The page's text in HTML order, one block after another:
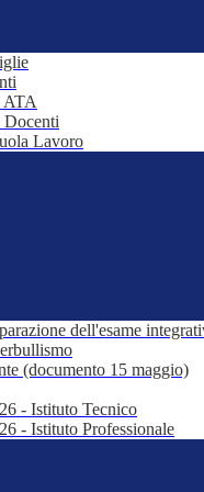
ATA
Lavoro
dell'esame
(documento 15 maggio)
- Istituto Tecnico
- Istituto Professionale